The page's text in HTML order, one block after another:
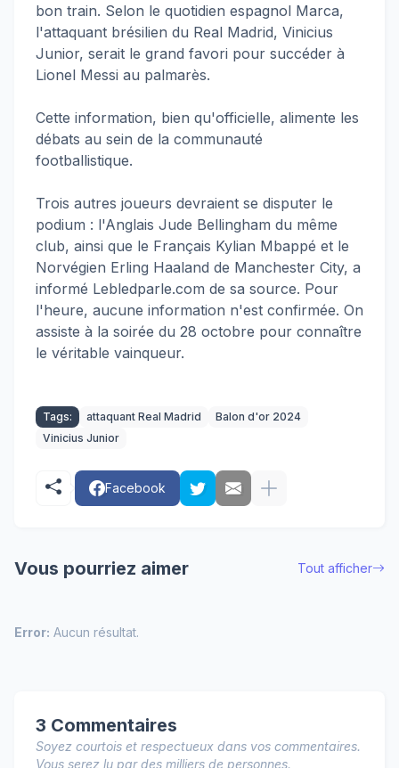
bon train. Selon le quotidien espagnol Marca,
l'attaquant brésilien du Real Madrid, Vinicius
Junior, serait le grand favori pour succéder à
Lionel Messi au palmarès.
Cette information, bien qu'officielle, alimente les
débats au sein de la communauté
footballistique.
Trois autres joueurs devraient se disputer le
podium : l'Anglais Jude Bellingham du même
club, ainsi que le Français Kylian Mbappé et le
Norvégien Erling Haaland de Manchester City, a
informé Lebledparle.com de sa source. Pour
l'heure, aucune information n'est confirmée. On
assiste à la soirée du 28 octobre pour connaître
le véritable vainqueur.
Tags: attaquant Real Madrid
Balon d'or 2024
Vinicius Junior
Facebook
Vous pourriez aimer Tout afficher
Error: Aucun résultat.
3 Commentaires
Soyez courtois et respectueux dans vos commentaires.
Vous serez lu par des milliers de personnes.